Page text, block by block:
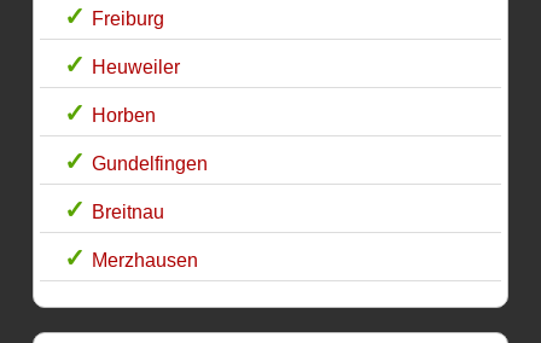
Freiburg
Heuweiler
Horben
Gundelfingen
Breitnau
Merzhausen